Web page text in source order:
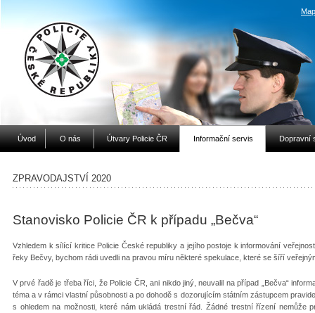
Úvod O nás Útvary Policie ČR Informační servis Dopravní
ZPRAVODAJSTVÍ 2020
Stanovisko Policie ČR k případu „Bečva“
Vzhledem k sílící kritice Policie České republiky a jejího postoje k informování
řeky Bečvy, bychom rádi uvedli na pravou míru některé spekulace, které se šíří
V prvé řadě je třeba říci, že Policie ČR, ani nikdo jiný, neuvalil na případ „Bečva“
téma a v rámci vlastní působnosti a po dohodě s dozorujícím státním zástupcem
s ohledem na možnosti, které nám ukládá trestní řád. Žádné trestní řízení nemůže